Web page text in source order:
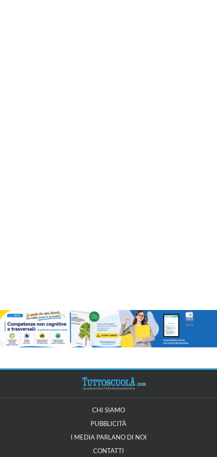
CHI SIAMO
PUBBLICITÀ
I MEDIA PARLANO DI NOI
CONTATTI